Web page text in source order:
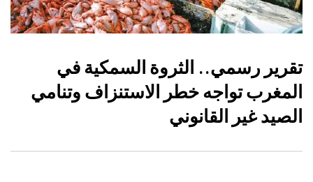
تقرير رسمي.. الثروة السمكية في
المغرب تواجه خطر الاستنزاف وتنامي
الصيد غير القانوني